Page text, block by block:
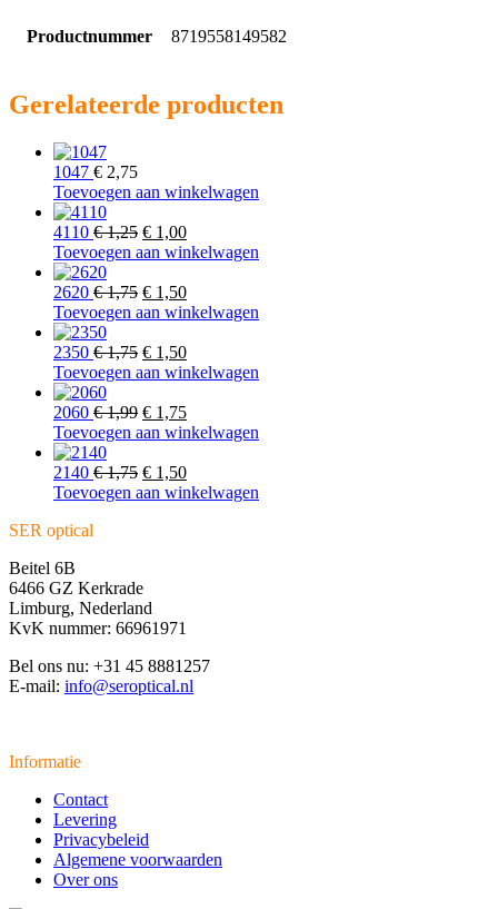
Productnummer 8719558149582
Gerelateerde producten
1047 € 2,75
Toevoegen aan winkelwagen
4110 €1,25 Oorspronkelijke
prijs
€ 1,25.
€ 1,00Huidige
prijs
€ 1,00.
Toevoegen aan winkelwagen
2620 €1,75 Oorspronkelijke
prijs
€ 1,75.
€ 1,50Huidige
prijs
€ 1,50.
Toevoegen aan winkelwagen
2350 €1,75 Oorspronkelijke
prijs
€ 1,75.
€ 1,50Huidige
prijs
€ 1,50.
Toevoegen aan winkelwagen
2060 €1,99 Oorspronkelijke
prijs
€ 1,99.
€ 1,75Huidige
prijs
€ 1,75.
Toevoegen aan winkelwagen
2140 €1,75 Oorspronkelijke
prijs
€ 1,50Huidige
prijs
Toevoegen aan winkelwagen
SER optical
Beitel 6B
6466 GZ Kerkrade
Limburg, Nederland
KvK nummer: 66961971
Bel ons nu: +31 45 8881257
E-mail: info@seroptical.nl
Informatie
Contact
Levering
Privacybeleid
Algemene voorwaarden
Over ons